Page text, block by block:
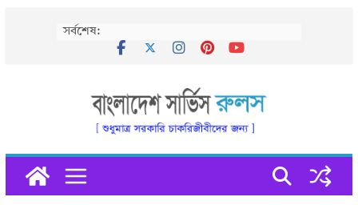
সর্বশেষ: